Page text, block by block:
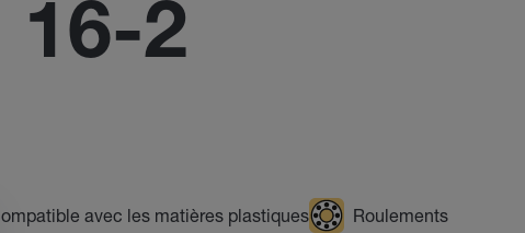
16-2
avec les matières plastiques
Roulements